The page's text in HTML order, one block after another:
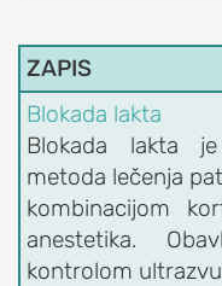
OrthoExpert
Beograd
(060) 032-320-8
Svetog Save 32/
Beograd, Srbija
ZAPIS
Blokada lakta
Blokada lakta
metoda lečenja
kombinacijom
anestetika.
kontrolom